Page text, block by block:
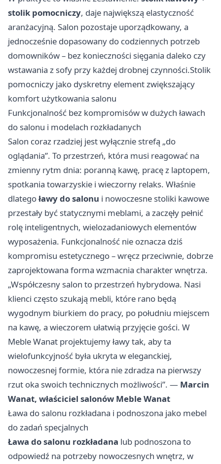
stolik pomocniczy, daje największą elastyczność
aranżacyjną. Salon pozostaje uporządkowany, a
jednocześnie dopasowany do codziennych potrzeb
domowników – bez konieczności sięgania daleko czy
wstawania z sofy przy każdej drobnej czynności.Stolik
pomocniczy jako dyskretny element zwiększający
komfort użytkowania salonu
Funkcjonalność bez kompromisów w dużych ławach
do salonu i modelach rozkładanych
Salon coraz rzadziej jest wyłącznie strefą „do
oglądania”. To przestrzeń, która musi reagować na
zmienny rytm dnia: poranną kawę, pracę z laptopem,
spotkania towarzyskie i wieczorny relaks. Właśnie
dlategoławy do salonu i nowoczesne stoliki kawowe
przestały być statycznymi meblami, a zaczęły pełnić
rolę inteligentnych, wielozadaniowych elementów
wyposażenia. Funkcjonalność nie oznacza dziś
kompromisu estetycznego – wręcz przeciwnie, dobrze
zaprojektowana forma wzmacnia charakter wnętrza.
„Współczesny salon to przestrzeń hybrydowa. Nasi
klienci często szukają mebli, które rano będą
wygodnym biurkiem do pracy, po południu miejscem
na kawę, a wieczorem ułatwią przyjęcie gości. W
Meble Wanat projektujemy ławy tak, aby ta
wielofunkcyjność była ukryta w eleganckiej,
nowoczesnej formie, która nie zdradza na pierwszy
rzut oka swoich technicznych możliwości”. — Marcin
Wanat, właściciel salonów Meble Wanat
Ława do salonu rozkładana i podnoszona jako mebel
do zadań specjalnych
Ława do salonu rozkładana lub podnoszona to
odpowiedź na potrzeby nowoczesnych wnętrz, w